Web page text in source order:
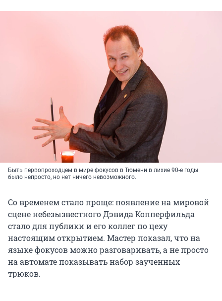
Быть первопроходцем в мире фокусов в Тюмени в лихие 90-е годы
было непросто, но нет ничего невозможного.
Со временем стало проще: появление на мировой
сцене небезызвестного Дэвида Копперфильда
стало для публики и его коллег по цеху
настоящим открытием. Мастер показал, что на
языке фокусов можно разговаривать, а не просто
на автомате показывать набор заученных
трюков.